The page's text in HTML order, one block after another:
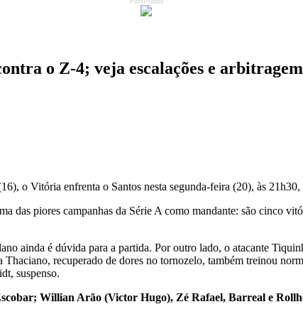
o Z-4; veja escalações e arbitragem
o Vitória enfrenta o Santos nesta segunda-feira (20), às
das piores campanhas da Série A como mandante: são cinco
ainda é dúvida para a partida. Por outro lado, o atacante
recuperado de dores no tornozelo, também treinou
suspenso.
Willian Arão (Victor Hugo), Zé Rafael, Barreal e